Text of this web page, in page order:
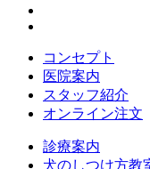
コンセプト
医院案内
スタッフ紹介
オンライン注文
診療案内
犬のしつけ方教